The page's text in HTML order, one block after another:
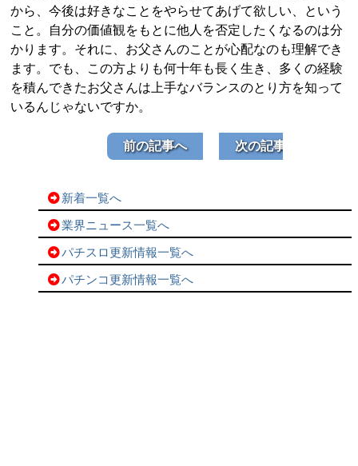
から、今後は好きなことをやらせてあげて欲しい、という
こと。自分の価値観をもとに他人を否定したくなるのは分
かります。それに、お父さんのことが心配なのも理解でき
ます。でも、この方よりも何十年も長く生き、多くの経験
を積んできたお父さんは上手なバランスのとり方を知って
いるんじゃないですか。
前の記事へ 次の記事へ
新着一覧へ
業界ニュース一覧へ
パチスロ更新情報一覧へ
パチンコ更新情報一覧へ